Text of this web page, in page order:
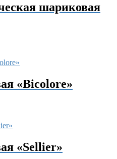
шариковая
«Bicolore»
«Sellier»